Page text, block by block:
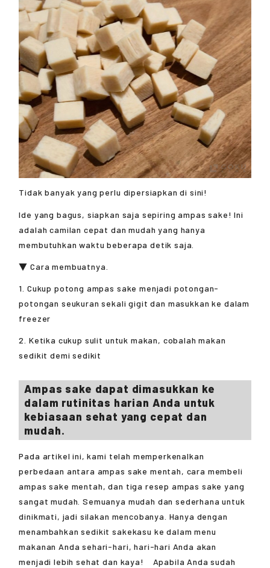
Tidak banyak yang perlu dipersiapkan di sini!
Ide yang bagus, siapkan saja sepiring ampas sake! Ini
adalah camilan cepat dan mudah yang hanya
membutuhkan waktu beberapa detik saja.
▼ Cara membuatnya.
1. Cukup potong ampas sake menjadi potongan-
potongan seukuran sekali gigit dan masukkan ke dalam
freezer
2. Ketika cukup sulit untuk makan, cobalah makan
sedikit demi sedikit
Ampas sake dapat dimasukkan ke
dalam rutinitas harian Anda untuk
kebiasaan sehat yang cepat dan
mudah.
Pada artikel ini, kami telah memperkenalkan
perbedaan antara ampas sake mentah, cara membeli
ampas sake mentah, dan tiga resep ampas sake yang
sangat mudah. Semuanya mudah dan sederhana untuk
dinikmati, jadi silakan mencobanya. Hanya dengan
menambahkan sedikit sakekasu ke dalam menu
makanan Anda sehari-hari, hari-hari Anda akan
menjadi lebih sehat dan kaya! Apabila Anda sudah